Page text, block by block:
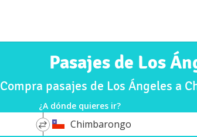
Pasajes de Los
Compra pasajes de Los Ángeles a
¿A dónde quieres ir?
*
DestinoChimbarongo